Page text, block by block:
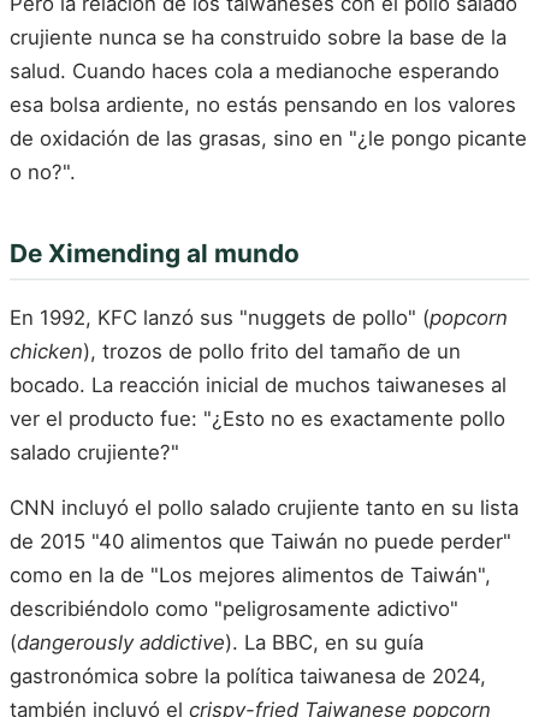
crujiente nunca se ha construido sobre la base de la
salud. Cuando haces cola a medianoche esperando
esa bolsa ardiente, no estás pensando en los valores
de oxidación de las grasas, sino en "¿le pongo picante
o no?".
De Ximending al mundo
En 1992, KFC lanzó sus "nuggets de pollo" (popcorn
chicken), trozos de pollo frito del tamaño de un
bocado. La reacción inicial de muchos taiwaneses al
ver el producto fue: "¿Esto no es exactamente pollo
salado crujiente?"
CNN incluyó el pollo salado crujiente tanto en su lista
de 2015 "40 alimentos que Taiwán no puede perder"
como en la de "Los mejores alimentos de Taiwán",
describiéndolo como "peligrosamente adictivo"
(dangerously addictive). La BBC, en su guía
gastronómica sobre la política taiwanesa de 2024,
también incluyó el crispy-fried Taiwanese popcorn